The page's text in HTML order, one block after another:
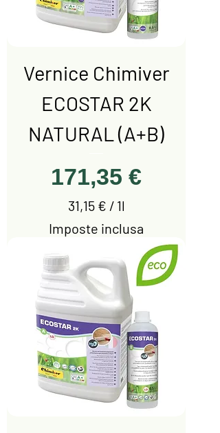
Vernice Chimiver
ECOSTAR 2K
NATURAL (A+B)
Prezzo
171,35 €
31,15 € / 1l
3
,
5
€
p
e
r
1
Imposte inclusa